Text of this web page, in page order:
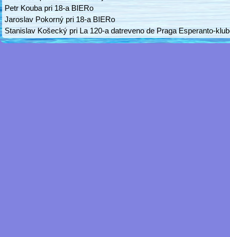
Petr Kouba pri 18-a BIERo
Jaroslav Pokorný pri 18-a BIERo
Stanislav Košecký pri La 120-a datreveno de Praga Esperanto-